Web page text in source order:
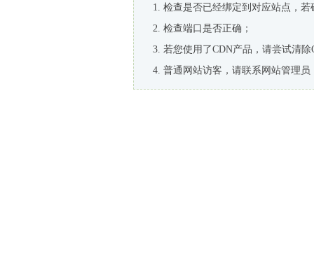
检查是否已经绑定到对应站点，
检查端口是否正确；
若您使用了CDN产品，请尝试清除
普通网站访客，请联系网站管理员